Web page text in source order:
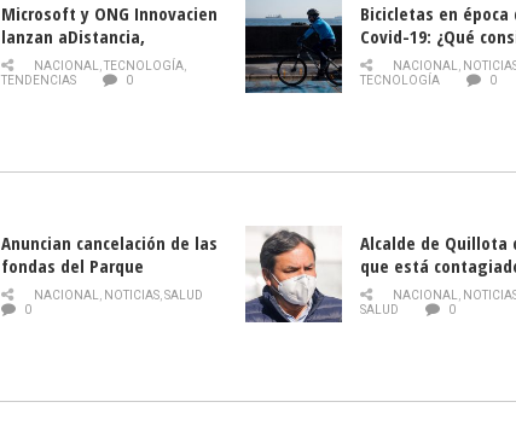
Microsoft y ONG Innovacien
lanzan aDistancia,
plataforma con cursos
gratuitos online sobre
NACIONAL,TECNOLOGÍA,
TENDENCIAS
0
Bicicletas en época
Covid-19: ¿Qué
momento de
NACIONAL,
TECNOLOGÍA
0
Anuncian cancelación de las
fondas del Parque
O’Higgins debido al
coronavirus
NACIONAL, NOTICIAS,SALUD
0
Alcalde de Quillota
que está
COVID-19
NACIONAL,
SALUD
0